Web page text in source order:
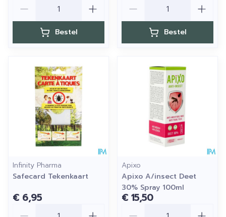
Bestel Bestel
Infinity Pharma
Safecard Tekenkaart
€ 6,95
Apixo
Apixo A/insect Deet
30% Spray 100ml
€ 15,50